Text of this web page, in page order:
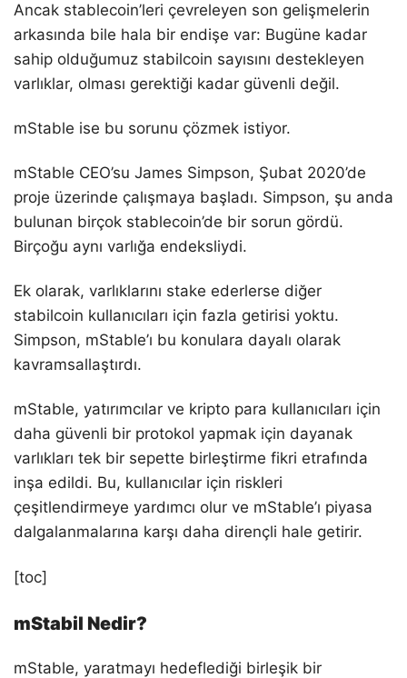
Ancak stablecoin’leri çevreleyen son gelişmelerin
arkasında bile hala bir endişe var: Bugüne kadar
sahip olduğumuz stabilcoin sayısını destekleyen
varlıklar, olması gerektiği kadar güvenli değil.
mStable ise bu sorunu çözmek istiyor.
mStable CEO’su James Simpson, Şubat 2020’de
proje üzerinde çalışmaya başladı. Simpson, şu anda
bulunan birçok stablecoin’de bir sorun gördü.
Birçoğu aynı varlığa endeksliydi.
Ek olarak, varlıklarını stake ederlerse diğer
stabilcoin kullanıcıları için fazla getirisi yoktu.
Simpson, mStable’ı bu konulara dayalı olarak
kavramsallaştırdı.
mStable, yatırımcılar ve kripto para kullanıcıları için
daha güvenli bir protokol yapmak için dayanak
varlıkları tek bir sepette birleştirme fikri etrafında
inşa edildi. Bu, kullanıcılar için riskleri
çeşitlendirmeye yardımcı olur ve mStable’ı piyasa
dalgalanmalarına karşı daha dirençli hale getirir.
[toc]
mStabil Nedir?
mStable, yaratmayı hedeflediği birleşik bir